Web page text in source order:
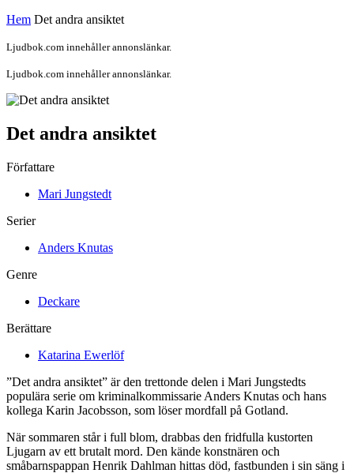
Hem Det andra ansiktet
Ljudbok.com innehåller annonslänkar.
Ljudbok.com innehåller annonslänkar.
Det andra ansiktet
Författare
Mari Jungstedt
Serier
Anders Knutas
Genre
Deckare
Berättare
Katarina Ewerlöf
”Det andra ansiktet” är den trettonde delen i Mari Jungstedts
populära serie om kriminalkommissarie Anders Knutas och hans
kollega Karin Jacobsson, som löser mordfall på Gotland.
När sommaren står i full blom, drabbas den fridfulla kustorten
Ljugarn av ett brutalt mord. Den kände konstnären och
småbarnspappan Henrik Dahlman hittas död, fastbunden i sin säng i